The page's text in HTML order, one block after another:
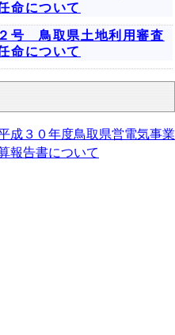
命について
号 鳥取県土地利用審査
命について
３０年度鳥取県営電気事業
報告書について